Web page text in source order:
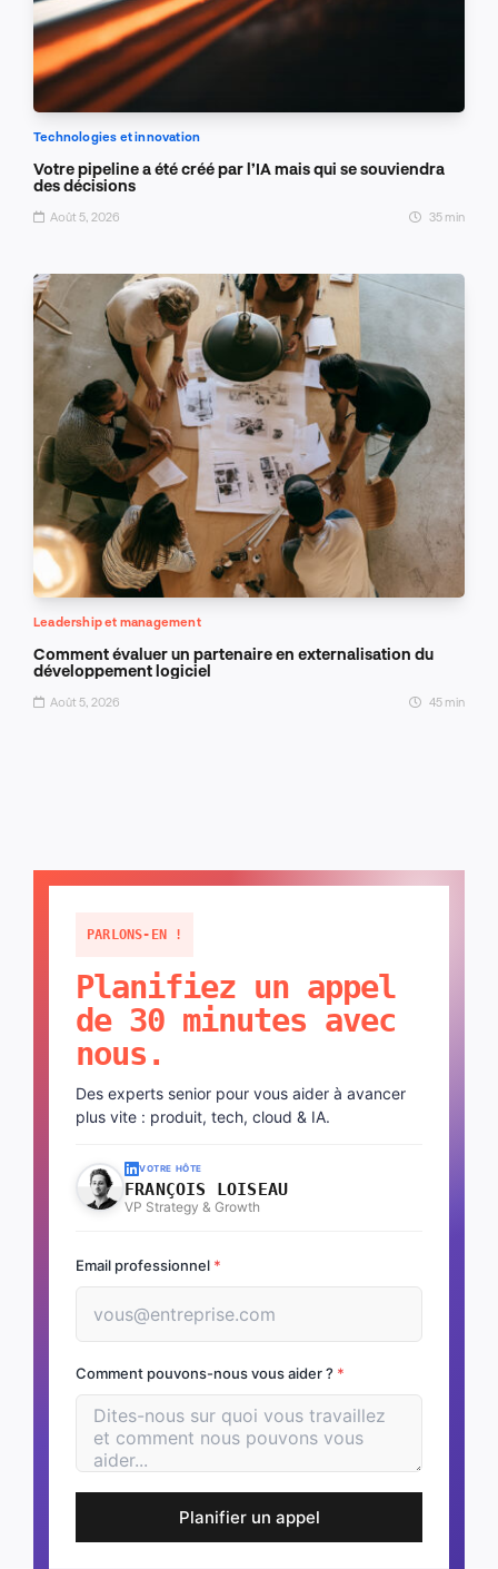
Technologies et innovation
Votre pipeline a été créé par l’IA mais qui se souviendra
des décisions
Août 5, 2026 35 min
Leadership et management
Comment évaluer un partenaire en externalisation du
développement logiciel
Août 5, 2026 45 min
PARLONS-EN !
Planifiez un appel
de 30 minutes avec
nous.
Des experts senior pour vous aider à avancer
plus vite : produit, tech, cloud & IA.
VOTRE HÔTE
FRANÇOIS LOISEAU
VP Strategy & Growth
Email professionnel *
Comment pouvons-nous vous aider ? *
Planifier un appel